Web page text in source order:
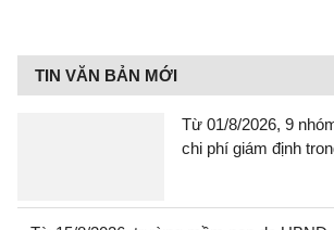
TIN VĂN BẢN MỚI
Từ 01/8/2026, 9
chi phí giám định